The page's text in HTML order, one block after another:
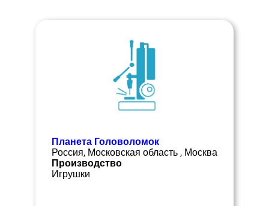
Планета Головоломок
Россия, Московская область , Москва
Производство
Игрушки